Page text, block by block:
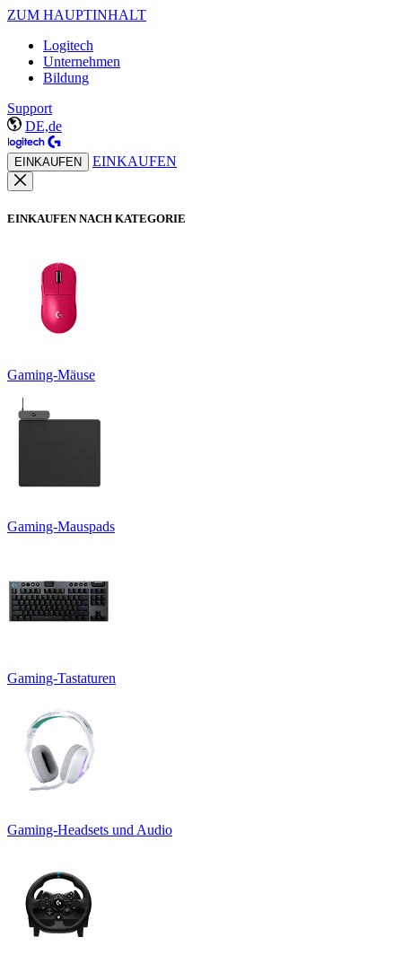
ZUM HAUPTINHALT
Logitech
Unternehmen
Bildung
Support
DE,de
EINKAUFEN EINKAUFEN
EINKAUFEN NACH KATEGORIE
Gaming-Mäuse
Gaming-Mauspads
Gaming-Tastaturen
Gaming-Headsets und Audio